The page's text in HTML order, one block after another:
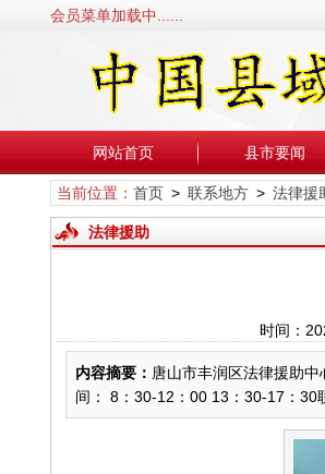
会员菜单加载中......
网站首页 县市要闻
当前位置： 首页> 联系地方> 法律援
法律援助
时间：
内容摘要： 唐山市丰润区法律援助
间： 8：30-12：00 13：30-17：30